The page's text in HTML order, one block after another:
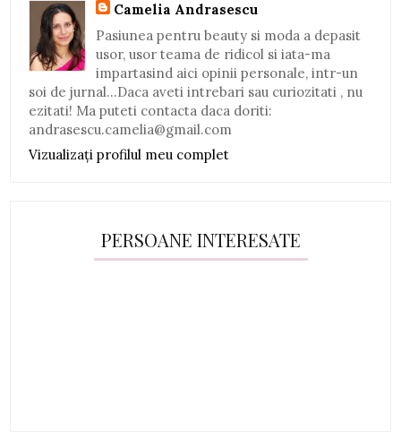
Camelia Andrasescu
Pasiunea pentru beauty si moda a depasit
usor, usor teama de ridicol si iata-ma
impartasind aici opinii personale, intr-un
soi de jurnal...Daca aveti intrebari sau curiozitati , nu
ezitati! Ma puteti contacta daca doriti:
andrasescu.camelia@gmail.com
Vizualizați profilul meu complet
PERSOANE INTERESATE